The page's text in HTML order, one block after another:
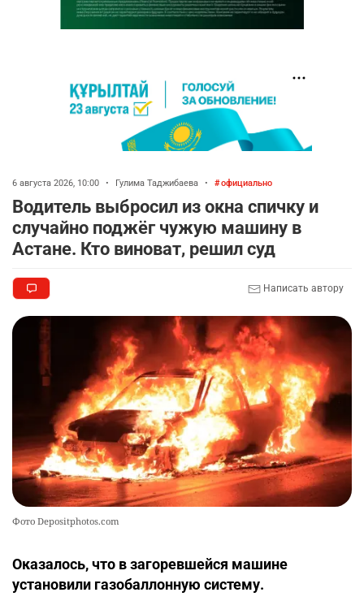
6 августа 2026, 10:00 • Гулима Таджибаева • официально
Водитель выбросил из окна спичку и
случайно поджёг чужую машину в
Астане. Кто виноват, решил суд
Написать автору
Фото Depositphotos.com
Оказалось, что в загоревшейся машине
установили газобаллонную систему.